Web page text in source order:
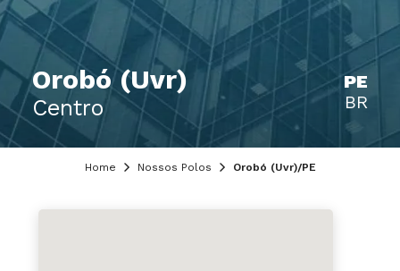
Orobó (Uvr)
Centro
PE
BR
Home Nossos Polos Orobó (Uvr)/PE